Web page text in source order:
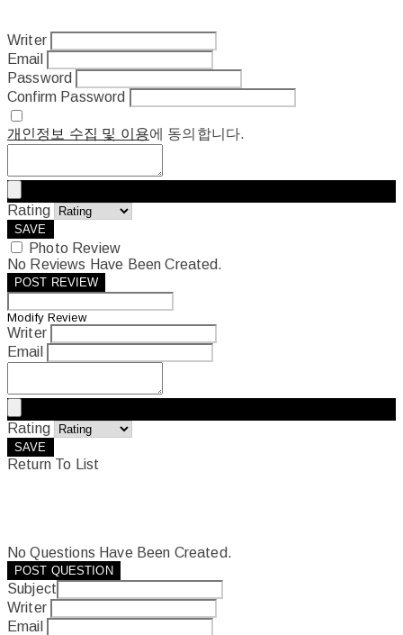
Writer
Email
Password
Confirm Password
개인정보 수집 및 이용에 동의합니다.
Rating
SAVE
Photo Review
No Reviews Have Been Created.
POST REVIEW
Modify Review
Writer
Email
Rating
SAVE
Return To List
No Questions Have Been Created.
POST QUESTION
Subject
Writer
Email